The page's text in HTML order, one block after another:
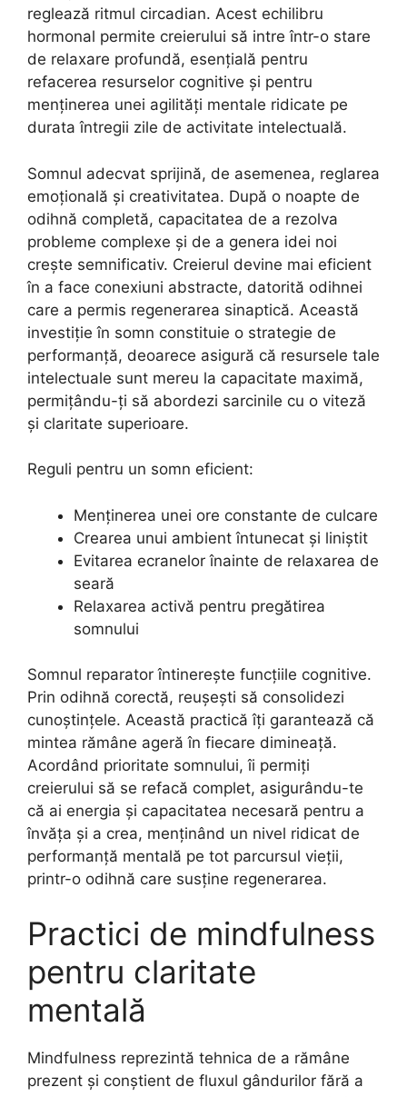
reglează ritmul circadian. Acest echilibru
hormonal permite creierului să intre într-o stare
de relaxare profundă, esențială pentru
refacerea resurselor cognitive și pentru
menținerea unei agilități mentale ridicate pe
durata întregii zile de activitate intelectuală.
Somnul adecvat sprijină, de asemenea, reglarea
emoțională și creativitatea. După o noapte de
odihnă completă, capacitatea de a rezolva
probleme complexe și de a genera idei noi
crește semnificativ. Creierul devine mai eficient
în a face conexiuni abstracte, datorită odihnei
care a permis regenerarea sinaptică. Această
investiție în somn constituie o strategie de
performanță, deoarece asigură că resursele tale
intelectuale sunt mereu la capacitate maximă,
permițându-ți să abordezi sarcinile cu o viteză
și claritate superioare.
Reguli pentru un somn eficient:
Menținerea unei ore constante de culcare
Crearea unui ambient întunecat și liniștit
Evitarea ecranelor înainte de relaxarea de
seară
Relaxarea activă pentru pregătirea
somnului
Somnul reparator întinerește funcțiile cognitive.
Prin odihnă corectă, reușești să consolidezi
cunoștințele. Această practică îți garantează că
mintea rămâne ageră în fiecare dimineață.
Acordând prioritate somnului, îi permiți
creierului să se refacă complet, asigurându-te
că ai energia și capacitatea necesară pentru a
învăța și a crea, menținând un nivel ridicat de
performanță mentală pe tot parcursul vieții,
printr-o odihnă care susține regenerarea.
Practici de mindfulness
pentru claritate
mentală
Mindfulness reprezintă tehnica de a rămâne
prezent și conștient de fluxul gândurilor fără a